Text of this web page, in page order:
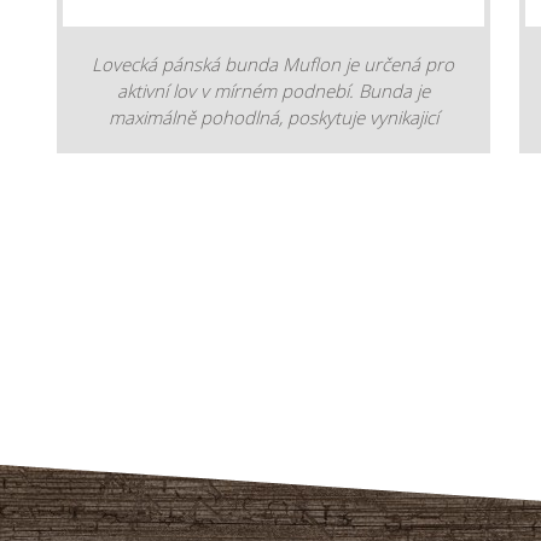
vrstva - 48% polyester, 36% nylon, 16%
elastan podšívka - 100% polyester
Lovecká pánská bunda Muflon je určená pro
aktivní lov v mírném podnebí. Bunda je
maximálně pohodlná, poskytuje vynikajicí
zapínáním na zipy - kapsa na hrudi na zip -
dvě přední kapsy na náboje a zaoblený široký